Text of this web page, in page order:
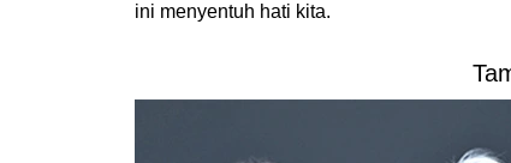
ini menyentuh hati kita.